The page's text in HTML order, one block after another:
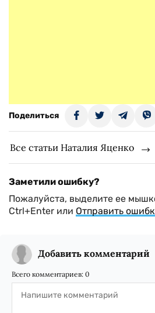
Поделиться
Все статьи Наталия Яценко
Заметили ошибку?
Пожалуйста, выделите ее
Ctrl+Enter или Отправить
Добавить комментарий
Всего комментариев: 0